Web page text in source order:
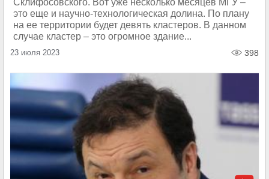
Склифосовского. Вот уже несколько месяцев МГУ –
это еще и научно-технологическая долина. По плану
на ее территории будет девять кластеров. В данном
случае кластер – это огромное здание...
23 июля 2023 398